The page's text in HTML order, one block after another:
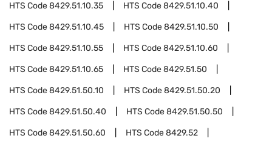
HTS Code8429.51.10.35 HTS Code8429.51.10.40
HTS Code8429.51.10.45 HTS Code8429.51.10.50
HTS Code8429.51.10.55 HTS Code8429.51.10.60
HTS Code8429.51.10.65 HTS Code8429.51.50
HTS Code8429.51.50.10 HTS Code8429.51.50.20
HTS Code8429.51.50.40 HTS Code8429.51.50.50
HTS Code8429.51.50.60 HTS Code8429.52